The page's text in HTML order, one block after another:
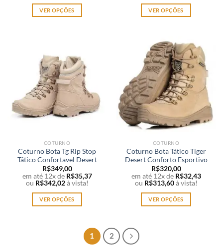
VER OPÇÕES
variantes.
As
opções
podem
ser
escolhidas
do
produto
VER OPÇÕES
tem
várias
variantes.
As
opções
podem
ser
escolhidas
na
do
produto
COTURNO
Coturno Bota Tg Rip Stop
Tático Confortavel Desert
R$349,00
em até 12x de R$35,37
ou R$342,02 à vista!
VER OPÇÕES
COTURNO
Coturno Bota Tático Tiger
Desert Conforto Esportivo
R$320,00
em até 12x de R$32,43
ou R$313,60 à vista!
VER OPÇÕES
1 2